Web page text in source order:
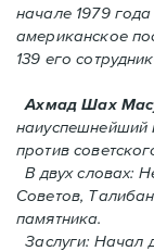
начале 1979
американское
139 его
Ахмад Шах
наиуспешнейший
против
В двух словах:
Советов,
памятника.
Заслуги: Начал